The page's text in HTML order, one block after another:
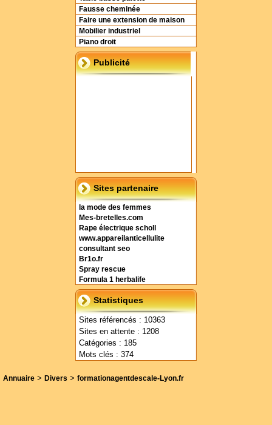
Fausse cheminée
Faire une extension de maison
Mobilier industriel
Piano droit
Publicité
Sites partenaire
la mode des femmes
Mes-bretelles.com
Rape électrique scholl
www.appareilanticellulite
consultant seo
Br1o.fr
Spray rescue
Formula 1 herbalife
Statistiques
Sites référencés : 10363
Sites en attente : 1208
Catégories : 185
Mots clés : 374
Annuaire > Divers > formationagentdescale-Lyon.fr